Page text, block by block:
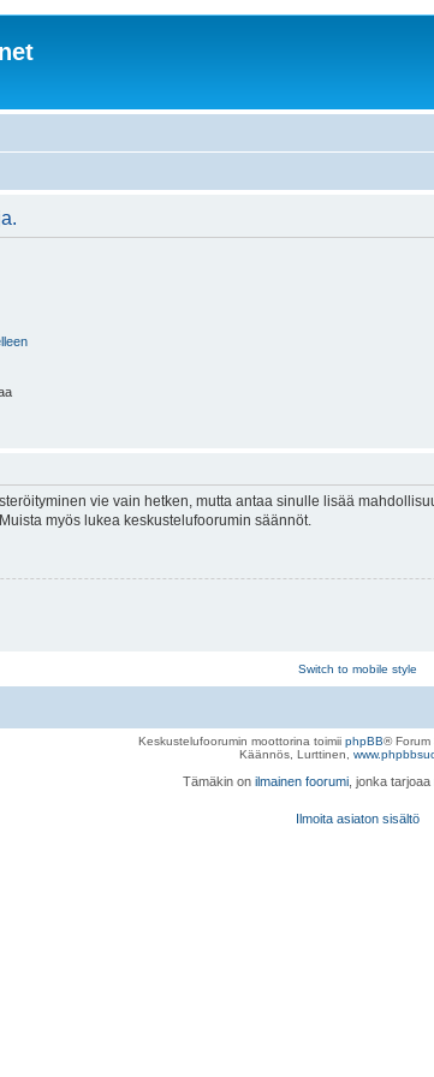
vie vain hetken, mutta antaa sinulle lisää
myös lukea keskustelufoorumin säännöt.
Switch to mobile style
Keskustelufoorumin moottorina toimii phpBB® Forum
Käännös, Lurttinen,
Tämäkin on ilmainen foorumi , jonka tarjoaa
Ilmoita asiaton sisältö